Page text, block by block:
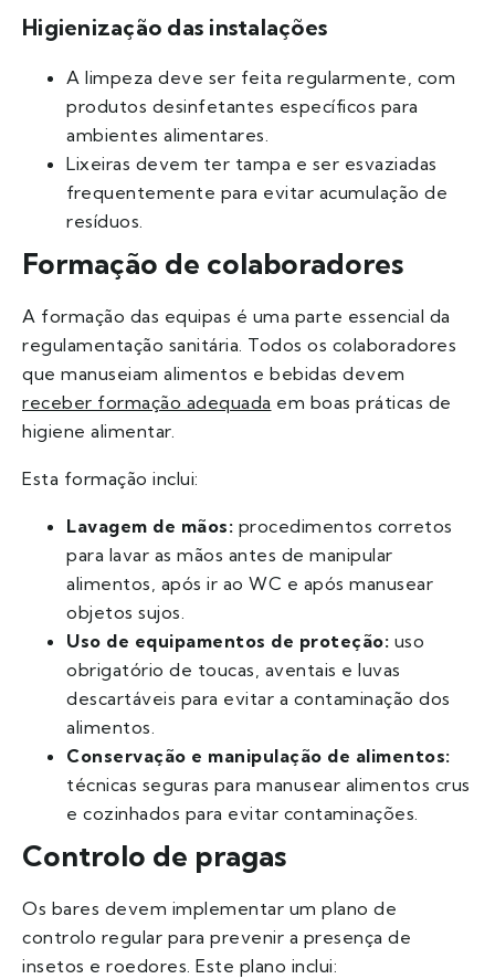
Higienização das instalações
A limpeza deve ser feita regularmente, com
produtos desinfetantes específicos para
ambientes alimentares.
Lixeiras devem ter tampa e ser esvaziadas
frequentemente para evitar acumulação de
resíduos.
Formação de colaboradores
A formação das equipas é uma parte essencial da
regulamentação sanitária. Todos os colaboradores
que manuseiam alimentos e bebidas devem
receber formação adequada em boas práticas de
higiene alimentar.
Esta formação inclui:
Lavagem de mãos: procedimentos corretos
para lavar as mãos antes de manipular
alimentos, após ir ao WC e após manusear
objetos sujos.
Uso de equipamentos de proteção: uso
obrigatório de toucas, aventais e luvas
descartáveis para evitar a contaminação dos
alimentos.
Conservação e manipulação de alimentos:
técnicas seguras para manusear alimentos crus
e cozinhados para evitar contaminações.
Controlo de pragas
Os bares devem implementar um plano de
controlo regular para prevenir a presença de
insetos e roedores. Este plano inclui: